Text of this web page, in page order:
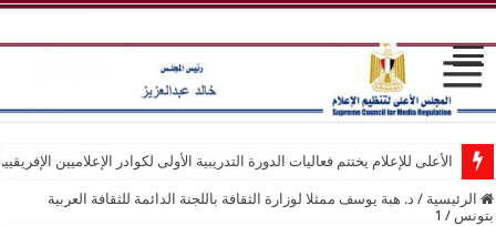
الأعلى للإعلام يختتم فعاليات الدورة التدريبية الأولى لكوادر الإعلاميين
الرئيسية / د. هبة يوسف ممثلا لوزارة الثقافة باللجنة الدائمة للثقافة العربية
بتونس /
1